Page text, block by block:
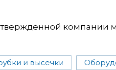
компании
и высечки